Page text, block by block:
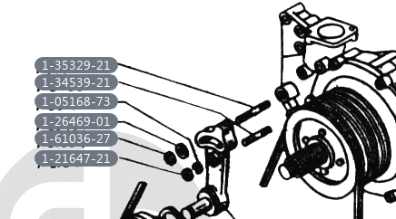
1-21647-21
1-61036-27
1-26469-01
1-05168-73
1-34539-21
1-35329-21